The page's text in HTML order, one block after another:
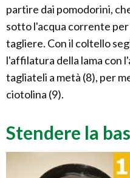
partire dai pomodorini,
sotto l'acqua corrente
tagliere. Con il coltello
l'affilatura della lama con
tagliateli a metà (8), per
ciotolina (9).
Stendere la